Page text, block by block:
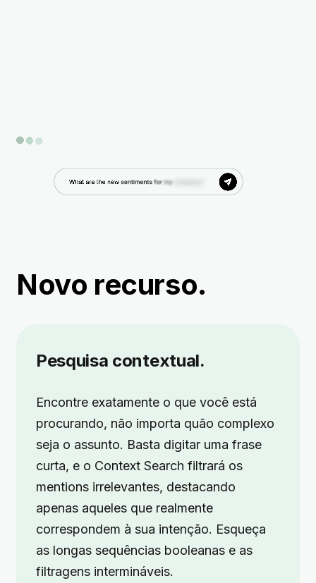
Novo recurso.
Pesquisa contextual.
Encontre exatamente o que você está
procurando, não importa quão complexo
seja o assunto. Basta digitar uma frase
curta, e o Context Search filtrará os
mentions irrelevantes, destacando
apenas aqueles que realmente
correspondem à sua intenção. Esqueça
as longas sequências booleanas e as
filtragens intermináveis.